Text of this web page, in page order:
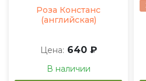
Роза Констанс
(английская)
Цена: 640 ₽
В наличии